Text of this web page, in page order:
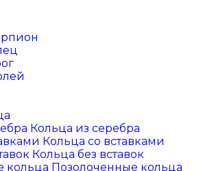
Кольца из серебра
Кольца со вставками
Кольца без вставок
Позолоченные кольца